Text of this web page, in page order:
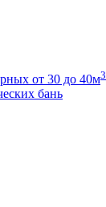
от 30 до 40м3
бань